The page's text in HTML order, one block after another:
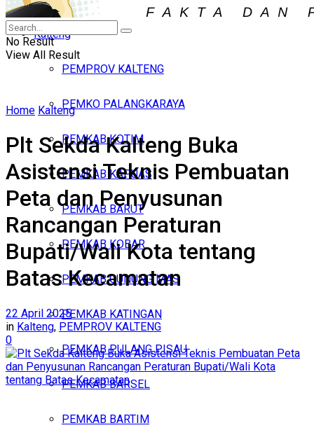
Iklan
Jumat, Agustus 7, 2026
Kalteng
PEMPROV KALTENG
PEMKO PALANGKARAYA
PEMKAB KOTIM
PEMKAB KAPUAS
PEMKAB BARUT
PEMKAB KOBAR
PEMKAB GUNUNG MAS
PEMKAB KATINGAN
PEMKAB PULANG PISAU
PEMKAB BARSEL
PEMKAB BARTIM
No Result
View All Result
Home Kalteng
Plt Sekda Kalteng Buka
Asistensi Teknis Pembuatan
Peta dan Penyusunan
Rancangan Peraturan
Bupati/Wali Kota tentang
Batas Kecamatan
22 April 2025
in Kalteng, PEMPROV KALTENG
0